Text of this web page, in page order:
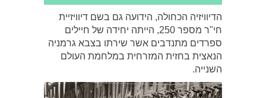
הדיוויזיה הכחולה, הידועה גם בשם דיוויזיית
חי"ר מספר 250, הייתה יחידה של חיילים
ספרדים מתנדבים אשר שירתו בצבא גרמניה
הנאצית בחזית המזרחית במלחמת העולם
השנייה.